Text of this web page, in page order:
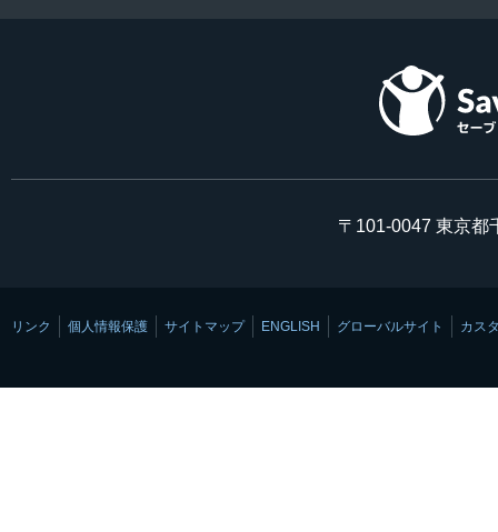
〒101-0047 東京都
リンク 個人情報保護 サイトマップ ENGLISH グローバルサイト カス